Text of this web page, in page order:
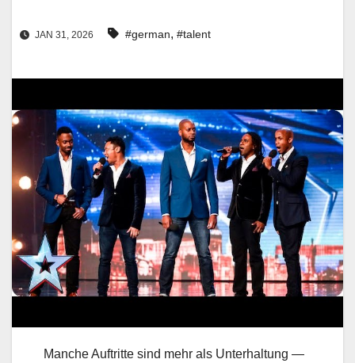
JAN 31, 2026 #german, #talent
Manche Auftritte sind mehr als Unterhaltung —